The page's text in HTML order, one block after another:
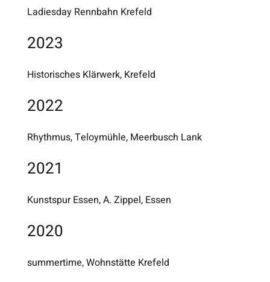
Ladiesday Rennbahn Krefeld
2023
Historisches Klärwerk, Krefeld
2022
Rhythmus, Teloymühle, Meerbusch Lank
2021
Kunstspur Essen, A. Zippel, Essen
2020
summertime, Wohnstätte Krefeld